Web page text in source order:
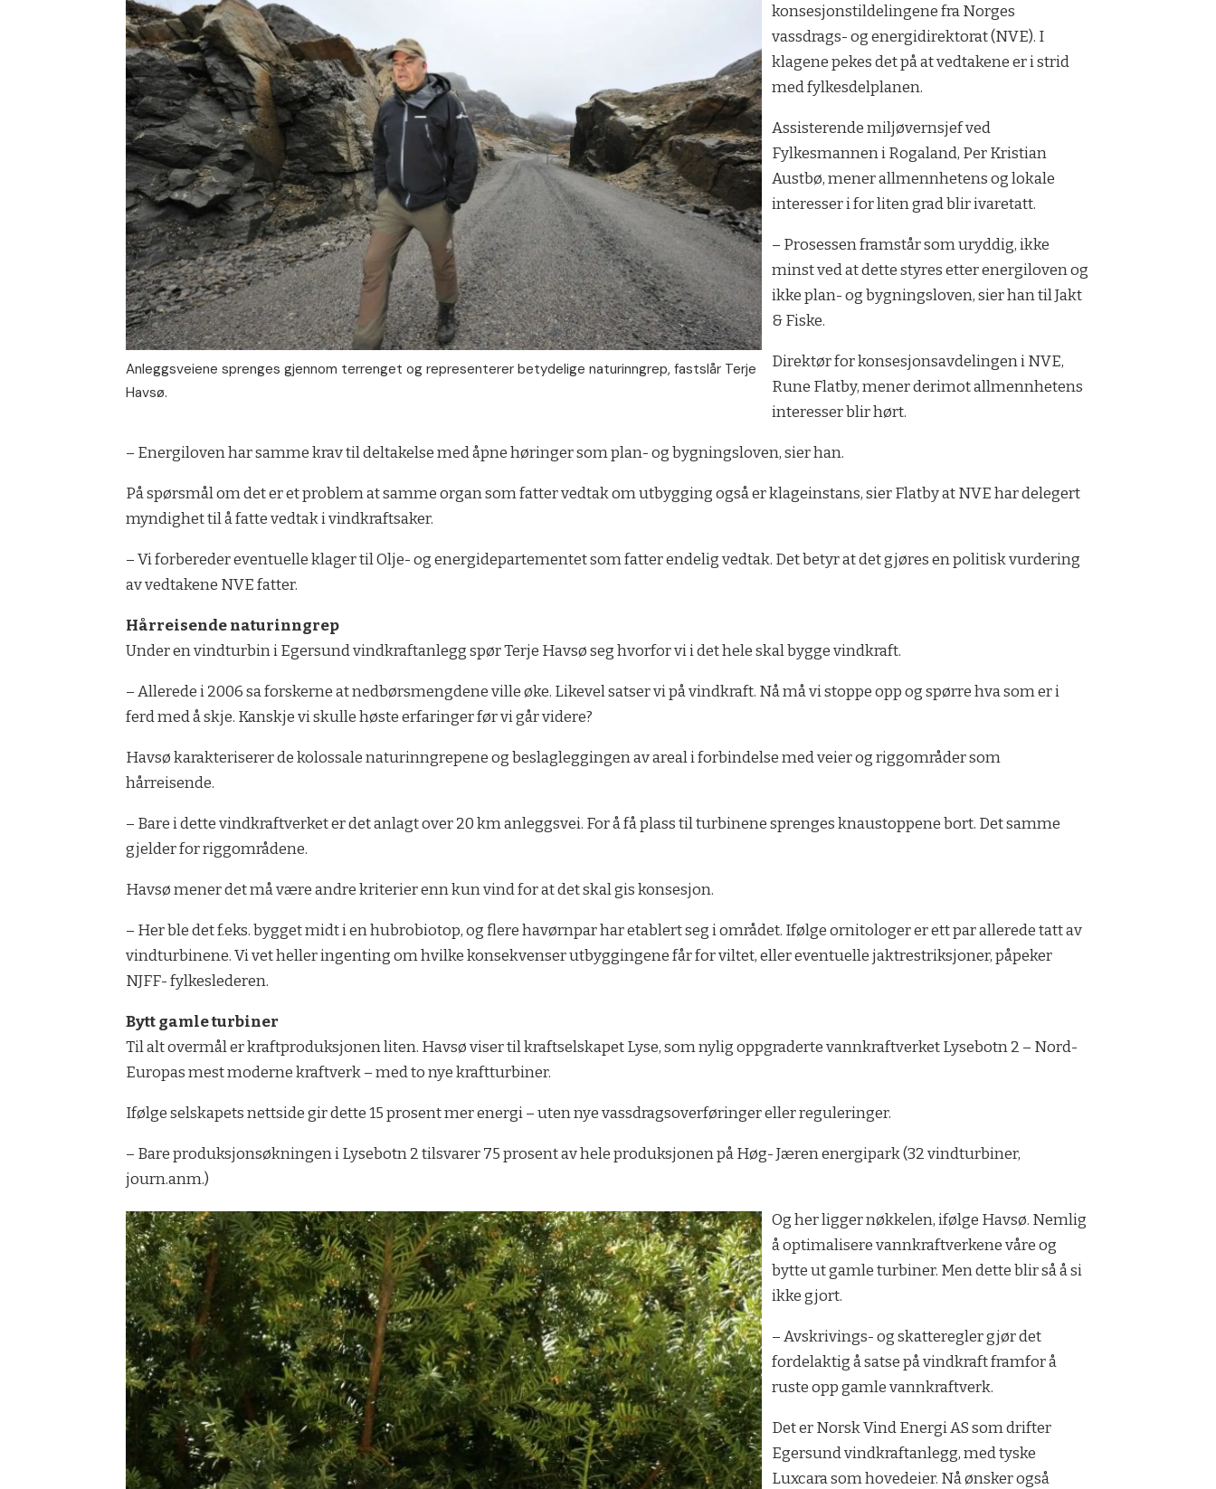
Anleggsveiene sprenges gjennom terrenget og representerer betydelige naturinngrep, fastslår Terje
Havsø.
konsesjonstildelingene fra Norges
vassdrags- og energidirektorat (NVE). I
klagene pekes det på at vedtakene er i strid
med fylkesdelplanen.
Assisterende miljøvernsjef ved
Fylkesmannen i Rogaland, Per Kristian
Austbø, mener allmennhetens og lokale
interesser i for liten grad blir ivaretatt.
– Prosessen framstår som uryddig, ikke
minst ved at dette styres etter energiloven og
ikke plan- og bygningsloven, sier han til Jakt
& Fiske.
Direktør for konsesjonsavdelingen i NVE,
Rune Flatby, mener derimot allmennhetens
interesser blir hørt.
– Energiloven har samme krav til deltakelse med åpne høringer som plan- og bygningsloven, sier han.
På spørsmål om det er et problem at samme organ som fatter vedtak om utbygging også er klageinstans, sier Flatby at NVE har delegert
myndighet til å fatte vedtak i vindkraftsaker.
– Vi forbereder eventuelle klager til Olje- og energidepartementet som fatter endelig vedtak. Det betyr at det gjøres en politisk vurdering
av vedtakene NVE fatter.
Hårreisende naturinngrep
Under en vindturbin i Egersund vindkraftanlegg spør Terje Havsø seg hvorfor vi i det hele skal bygge vindkraft.
– Allerede i 2006 sa forskerne at nedbørsmengdene ville øke. Likevel satser vi på vindkraft. Nå må vi stoppe opp og spørre hva som er i
ferd med å skje. Kanskje vi skulle høste erfaringer før vi går videre?
Havsø karakteriserer de kolossale naturinngrepene og beslagleggingen av areal i forbindelse med veier og riggområder som
hårreisende.
– Bare i dette vindkraftverket er det anlagt over 20 km anleggsvei. For å få plass til turbinene sprenges knaustoppene bort. Det samme
gjelder for riggområdene.
Havsø mener det må være andre kriterier enn kun vind for at det skal gis konsesjon.
– Her ble det f.eks. bygget midt i en hubrobiotop, og flere havørnpar har etablert seg i området. Ifølge ornitologer er ett par allerede tatt av
vindturbinene. Vi vet heller ingenting om hvilke konsekvenser utbyggingene får for viltet, eller eventuelle jaktrestriksjoner, påpeker
NJFF- fylkeslederen.
Bytt gamle turbiner
Til alt overmål er kraftproduksjonen liten. Havsø viser til kraftselskapet Lyse, som nylig oppgraderte vannkraftverket Lysebotn 2 – Nord-
Europas mest moderne kraftverk – med to nye kraftturbiner.
Ifølge selskapets nettside gir dette 15 prosent mer energi – uten nye vassdragsoverføringer eller reguleringer.
– Bare produksjonsøkningen i Lysebotn 2 tilsvarer 75 prosent av hele produksjonen på Høg- Jæren energipark (32 vindturbiner,
journ.anm.)
Og her ligger nøkkelen, ifølge Havsø. Nemlig
å optimalisere vannkraftverkene våre og
bytte ut gamle turbiner. Men dette blir så å si
ikke gjort.
– Avskrivings- og skatteregler gjør det
fordelaktig å satse på vindkraft framfor å
ruste opp gamle vannkraftverk.
Det er Norsk Vind Energi AS som drifter
Egersund vindkraftanlegg, med tyske
Luxcara som hovedeier. Nå ønsker også